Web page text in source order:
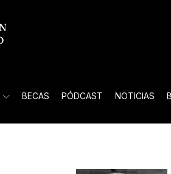
BECAS PÓDCAST NOTICIAS